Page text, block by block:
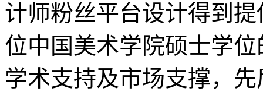
计师粉丝平台设计得到
位中国美术学院硕士学
学术支持及市场支撑，